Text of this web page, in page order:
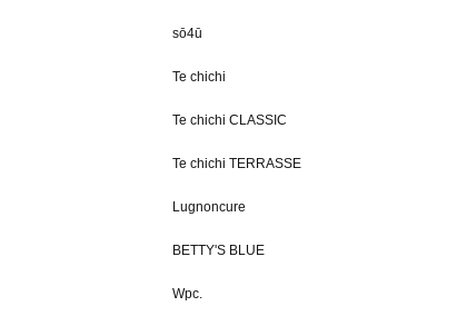
sō4ū
Te chichi
Te chichi CLASSIC
Te chichi TERRASSE
Lugnoncure
BETTY'S BLUE
Wpc.